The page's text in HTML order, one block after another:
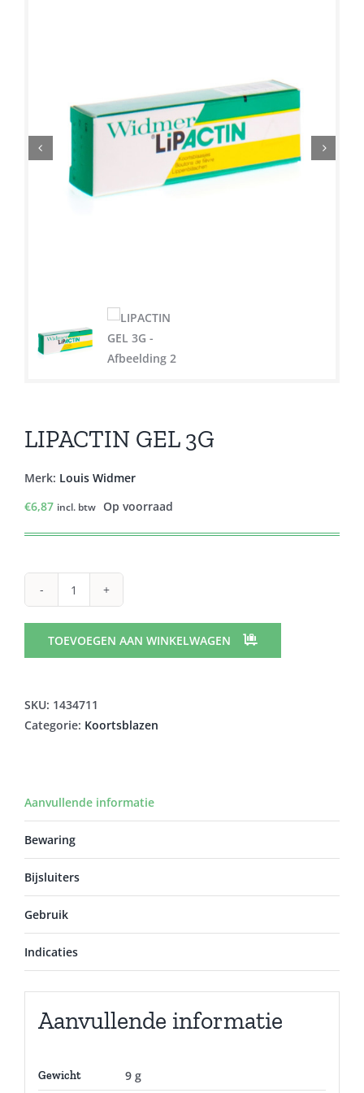
LIPACTIN GEL 3G
Merk: Louis Widmer
€6,87 incl. btw Op voorraad
LIPACTIN
GEL
3G
aantal
TOEVOEGEN AAN WINKELWAGEN
SKU: 1434711
Categorie: Koortsblazen
Aanvullende informatie
Bewaring
Bijsluiters
Gebruik
Indicaties
Aanvullende informatie
Gewicht 9 g